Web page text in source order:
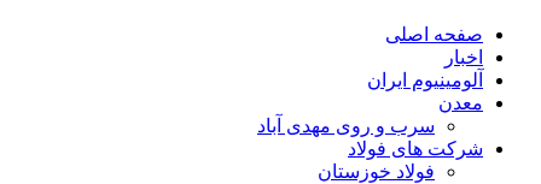
صفحه اصلی
اخبار
آلومینیوم ایران
معدن
سرب و روی مهدی آباد
شرکت های فولاد
فولاد خوزستان